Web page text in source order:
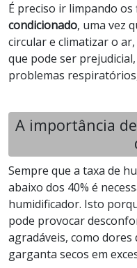
É preciso ir limpando
condicionado, uma vez
circular e climatizar o
que pode ser
problemas
A importância
Sempre que a taxa de
abaixo dos 40% é
humidificador. Isto
pode provocar
agradáveis, como dores
garganta secos em